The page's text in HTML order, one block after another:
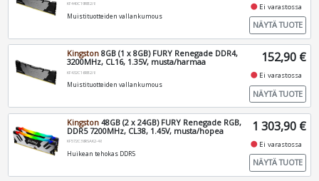
KF440C19RB2/8
Muistituotteiden vallankumous
fiber_manual_record Ei varastossa
NÄYTÄ TUOTE
Kingston 8GB (1 x 8GB) FURY Renegade DDR4,
3200MHz, CL16, 1.35V, musta/harmaa
KF432C16RB2/8
Muistituotteiden vallankumous
152,90 €
fiber_manual_record Ei varastossa
NÄYTÄ TUOTE
Kingston 48GB (2 x 24GB) FURY Renegade RGB,
DDR5 7200MHz, CL38, 1.45V, musta/hopea
KF572C38RSAK2-48
Huikean tehokas DDR5
1 303,90 €
fiber_manual_record Ei varastossa
NÄYTÄ TUOTE